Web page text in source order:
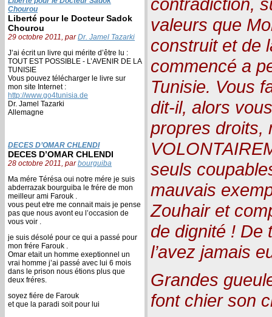
Chourou
Liberté pour le Docteur Sadok
Chourou
29 octobre 2011, parDr. Jamel Tazarki
J’ai écrit un livre qui mérite d’être lu :
TOUT EST POSSIBLE - L’AVENIR DE LA
TUNISIE
Vous pouvez télécharger le livre sur
mon site Internet :
http://www.go4tunisia.de
Dr. Jamel Tazarki
Allemagne
DECES D’OMAR CHLENDI
DECES D’OMAR CHLENDI
28 octobre 2011, parbourguiba
Ma mére Térésa oui notre mére je suis
abderrazak bourguiba le frére de mon
meilleur ami Farouk .
vous peut etre me connait mais je pense
pas que nous avont eu l’occasion de
vous voir .
je suis désolé pour ce qui a passé pour
mon frére Farouk .
Omar etait un homme exeptionnel un
vrai homme j’ai passé avec lui 6 mois
dans le prison nous étions plus que
deux fréres.
soyez fiére de Farouk
et que la paradi soit pour lui
contradiction,
valeurs que
construit et de
commencé a
Tunisie. Vous
dit-il, alors
propres droits,
seuls
mauvais
Zouhair et
de dignité ! De
l’avez jamais
Grandes
font chier son